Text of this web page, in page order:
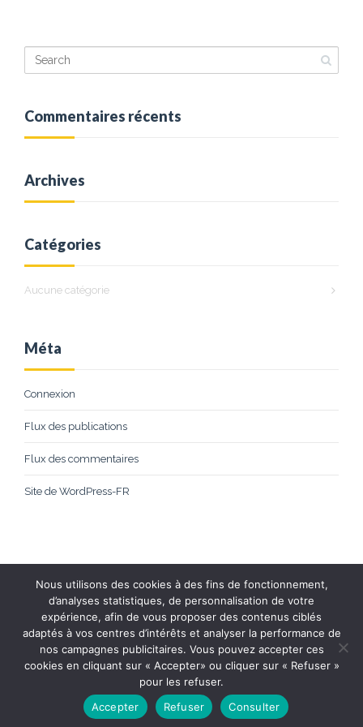
Commentaires récents
Archives
Catégories
Aucune catégorie
Méta
Connexion
Flux des publications
Flux des commentaires
Site de WordPress-FR
AFSB©2026 Tous droits réservés.Mentions Légales.Yanna
Communication
Nous utilisons des cookies à des fins de fonctionnement,
d’analyses statistiques, de personnalisation de votre
expérience, afin de vous proposer des contenus ciblés
adaptés à vos centres d’intérêts et analyser la performance de
nos campagnes publicitaires. Vous pouvez accepter ces
cookies en cliquant sur « Accepter» ou cliquer sur « Refuser »
pour les refuser.
Accepter
Refuser Consulter